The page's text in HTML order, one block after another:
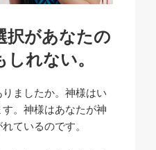
択があなたの
れない。
ましたか。神様はい
。神様はあなたが神
ているのです。